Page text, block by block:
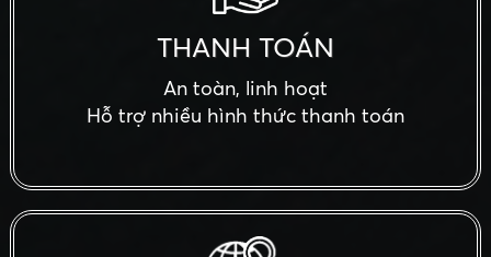
THANH TOÁN
An toàn, linh hoạt
Hỗ trợ nhiều hình thức thanh toán